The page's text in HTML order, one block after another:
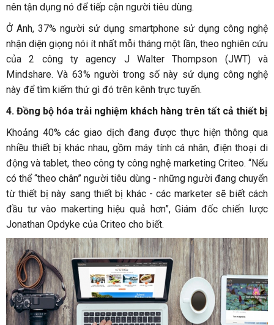
nên tận dụng nó để tiếp cận người tiêu dùng.
Ở Anh, 37% người sử dụng smartphone sử dụng công nghệ
nhận diện giọng nói ít nhất mỗi tháng một lần, theo nghiên cứu
của 2 công ty agency J Walter Thompson (JWT) và
Mindshare. Và 63% người trong số này sử dụng công nghệ
này để tìm kiếm thứ gì đó trên kênh trực tuyến.
4. Đồng bộ hóa trải nghiệm khách hàng trên tất cả thiết bị
Khoảng 40% các giao dịch đang được thực hiện thông qua
nhiều thiết bị khác nhau, gồm máy tính cá nhân, điện thoại di
động và tablet, theo công ty công nghệ marketing Criteo. “Nếu
có thể “theo chân” người tiêu dùng - những người đang chuyển
từ thiết bị này sang thiết bị khác - các marketer sẽ biết cách
đầu tư vào makerting hiệu quả hơn”, Giám đốc chiến lược
Jonathan Opdyke của Criteo cho biết.